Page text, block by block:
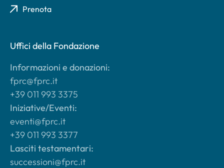
Prenota
Uffici della Fondazione
Informazioni e donazioni:
fprc@fprc.it
+39 011 993 3375
Iniziative/Eventi:
eventi@fprc.it
+39 011 993 3377
Lasciti testamentari:
successioni@fprc.it